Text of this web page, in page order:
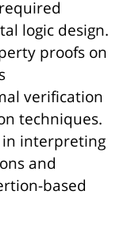
logic design.
proofs on
verification
techniques.
in interpreting
and
based